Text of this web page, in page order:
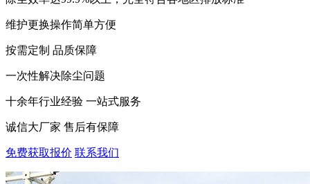
维护更换操作简单方便
按需定制 品质保障
一次性解决除尘问题
十余年行业经验 一站式服务
诚信大厂家 售后有保障
免费获取报价 联系我们